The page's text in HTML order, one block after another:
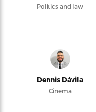
Politics and law
Dennis Dávila
Cinema